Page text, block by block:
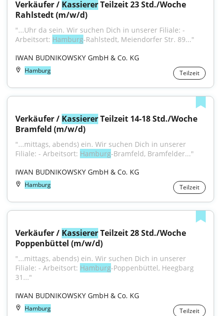
Verkäufer / Kassierer Teilzeit 23 Std./Woche
Rahlstedt (m/w/d)
"...Uhr da sein. Wir suchen Dich in unserer Filiale: -
Arbeitsort: Hamburg-Rahlstedt, Meiendorfer Str. 89..."
IWAN BUDNIKOWSKY GmbH & Co. KG
Hamburg Teilzeit
Verkäufer / Kassierer Teilzeit 14-18 Std./Woche
Bramfeld (m/w/d)
"...mittags, abends) ein. Wir suchen Dich in unserer
Filiale: - Arbeitsort: Hamburg-Bramfeld, Bramfelder..."
IWAN BUDNIKOWSKY GmbH & Co. KG
Hamburg Teilzeit
Verkäufer / Kassierer Teilzeit 28 Std./Woche
Poppenbüttel (m/w/d)
"...mittags, abends) ein. Wir suchen Dich in unserer
Filiale: - Arbeitsort: Hamburg-Poppenbüttel, Heegbarg
31..."
IWAN BUDNIKOWSKY GmbH & Co. KG
Hamburg Teilzeit